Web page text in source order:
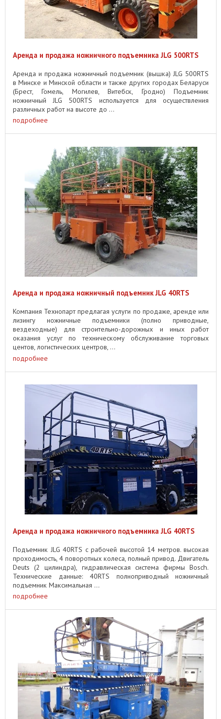
Аренда и продажа ножничного подъемника JLG 500RTS
Аренда и продажа ножничный подъемник (вышка) JLG 500RTS
в Минске и Минской области и также других городах Беларуси
(Брест, Гомель, Могилев, Витебск, Гродно) Подъемник
ножничный JLG 500RTS используется для осуществления
различных работ на высоте до ...
подробнее
Аренда и продажа ножничный подъемник JLG 40RTS
Компания Технопарт предлагая услуги по продаже, аренде или
лизингу ножничные подъемники (полно приводные,
вездеходные) для строительно-дорожных и иных работ
оказания услуг по техническому обслуживание торговых
центов, логистических центров, ...
подробнее
Аренда и продажа ножничного подъемника JLG 40RTS
Подъемник JLG 40RTS с рабочей высотой 14 метров. высокая
проходимость, 4 поворотных колеса, полный привод. Двигатель
Deuts (2 цилиндра), гидравлическая система фирмы Bosch.
Технические данные: 40RTS полноприводный ножничный
подъемник Максимальная ...
подробнее